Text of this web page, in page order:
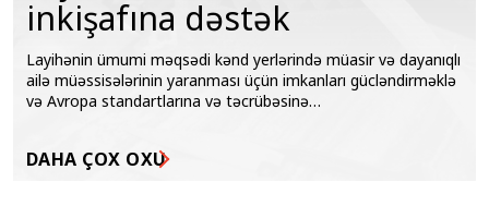
inkişafına dəstək
Layihənin ümumi məqsədi kənd yerlərində müasir və dayanıqlı
ailə müəssisələrinin yaranması üçün imkanları gücləndirməklə
və Avropa standartlarına və təcrübəsinə…
DAHA ÇOX OXU